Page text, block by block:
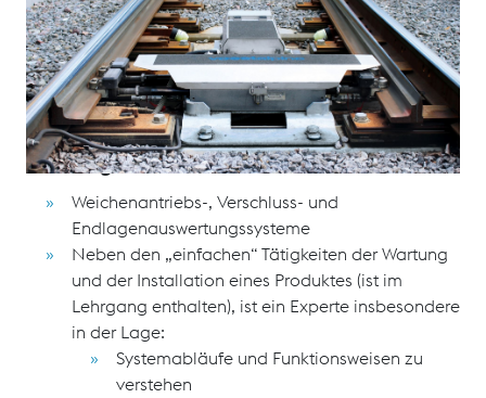
werden die Leistungen der Teilnehmer immer wieder
durch praktische Aufgabenstellungen überprüft und
bewertet. Weiterhin bleiben unsere Experten-
Schulungen, Teilnehmer und Orts (Zeltweg oder
Sainerholz) gebunden.
Schulungsinhalte
Weichenantriebs-, Verschluss- und
Endlagenauswertungssysteme
Neben den „einfachen“ Tätigkeiten der Wartung
und der Installation eines Produktes (ist im
Lehrgang enthalten), ist ein Experte insbesondere
in der Lage:
Systemabläufe und Funktionsweisen zu
verstehen